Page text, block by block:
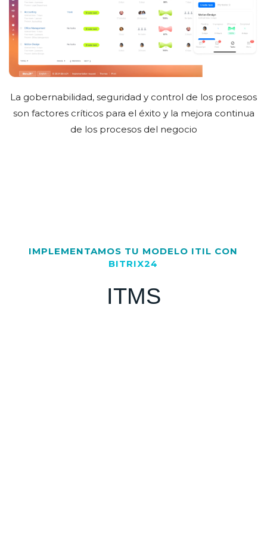
La gobernabilidad, seguridad y control de los procesos
son factores críticos para el éxito y la mejora continua
de los procesos del negocio
IMPLEMENTAMOS TU MODELO ITIL CON
BITRIX24
ITMS